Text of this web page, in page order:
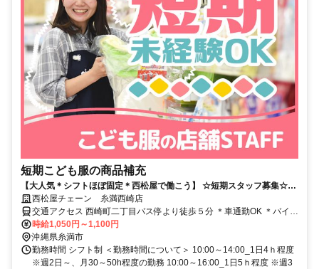
短期こども服の商品補充
【大人気＊シフトほぼ固定＊西松屋で働こう】 ☆短期スタッフ募集☆西
松屋チェーン 糸満西崎店
西松屋チェーン 糸満西崎店
交通アクセス 西崎町二丁目バス停より徒歩５分 ＊車通勤OK ＊バイク
通勤OK ＊自転車通勤OK
時給1,050円～1,100円
沖縄県糸満市
勤務時間 シフト制 ＜勤務時間について＞ 10:00～14:00_1日4ｈ程度
※週2日～、月30～50h程度の勤務 10:00～16:00_1日5ｈ程度 ※週3